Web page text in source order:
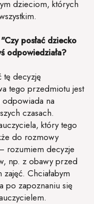
dzieciom, których
posłać dziecko
odpowiedziała?
tę decyzję
tego przedmiotu jest
na
czasach.
który tego
do rozmowy
rozumiem decyzje
np. z obawy przed
Chciałabym
po zapoznaniu się